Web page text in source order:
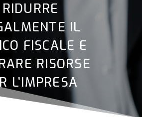
RIDURRE
IL
FISCALE E
RISORSE
L’IMPRESA